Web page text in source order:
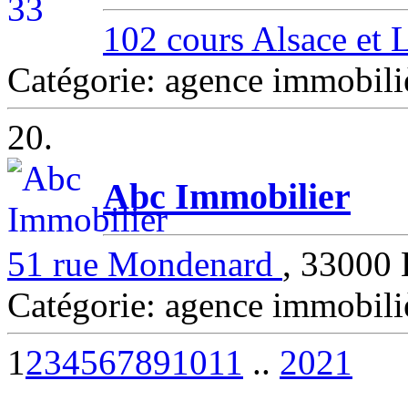
102 cours Alsace et
Catégorie: agence
20.
Abc Immobilier
51 rue Mondenard , 33000
Catégorie: agence
1234567891011 .. 2021